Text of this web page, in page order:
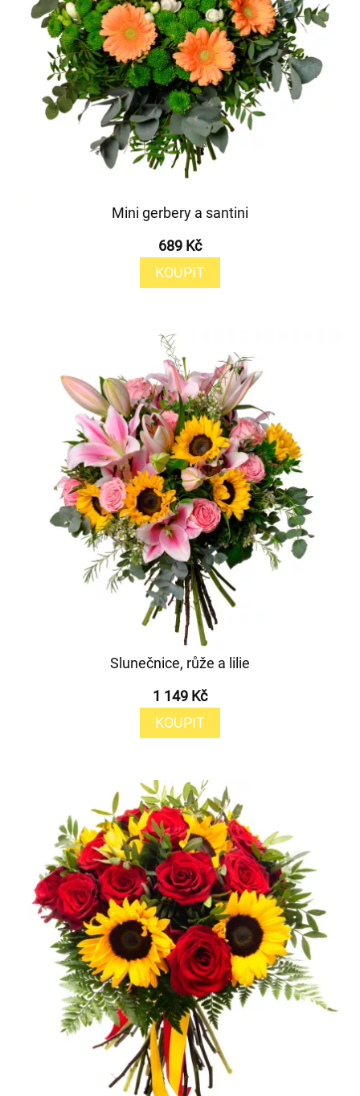
Mini gerbery a santini
689 Kč
KOUPIT
Slunečnice, růže a lilie
1 149 Kč
KOUPIT